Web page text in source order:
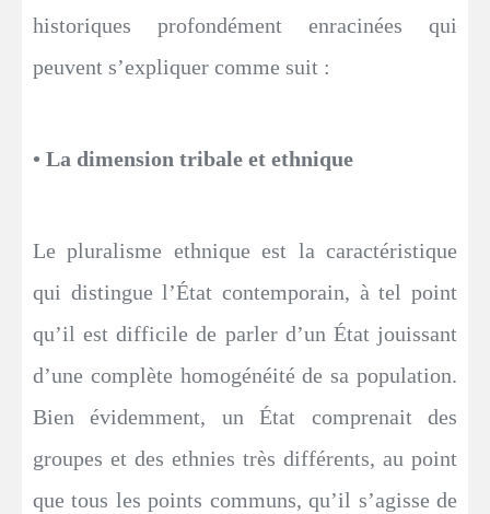
historiques profondément enracinées qui
peuvent s’expliquer comme suit :
• La dimension tribale et ethnique
Le pluralisme ethnique est la caractéristique
qui distingue l’État contemporain, à tel point
qu’il est difficile de parler d’un État jouissant
d’une complète homogénéité de sa population.
Bien évidemment, un État comprenait des
groupes et des ethnies très différents, au point
que tous les points communs, qu’il s’agisse de